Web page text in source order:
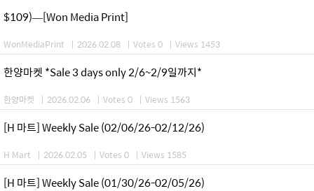
$109)—[Won Media Print]
WonMediaPrint | 2026.02.08 | Votes 0 | Views 1453
한양마켓 *Sale 3 days only 2/6~2/9일까지*
한양마켓 | 2026.02.06 | Votes 0 | Views 1563
[H 마트] Weekly Sale (02/06/26-02/12/26)
H Mart | 2026.02.05 | Votes 0 | Views 1585
[H 마트] Weekly Sale (01/30/26-02/05/26)